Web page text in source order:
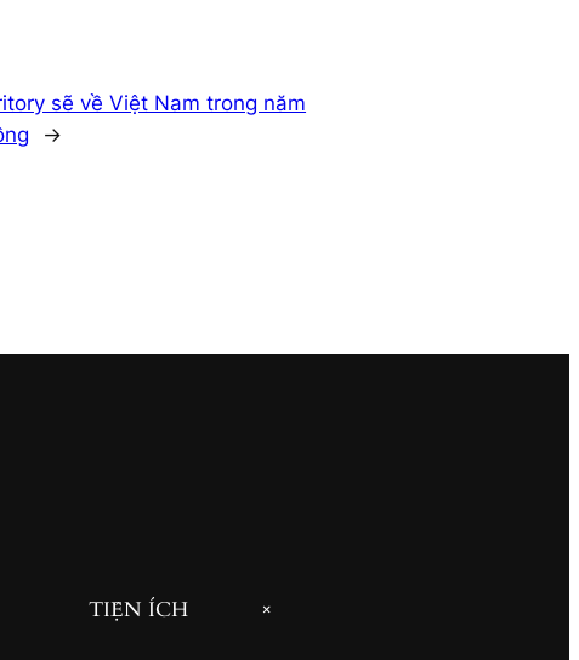
sẽ về Việt Nam trong năm
→
TIỆN ÍCH +